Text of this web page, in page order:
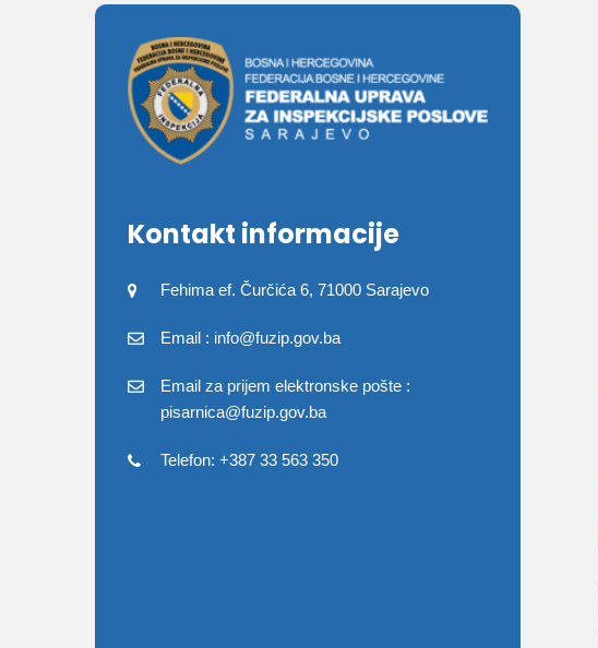
Kontakt informacije
Fehima ef. Čurčića 6, 71000 Sarajevo
Email : info@fuzip.gov.ba
Email za prijem elektronske pošte :
pisarnica@fuzip.gov.ba
Telefon: +387 33 563 350